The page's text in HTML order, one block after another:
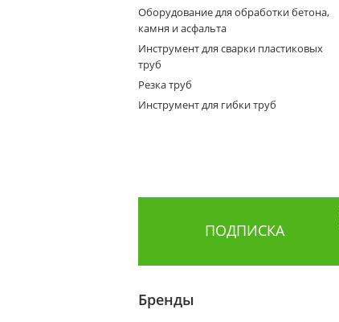
Оборудование для обработки бетона,
камня и асфальта
Инструмент для сварки пластиковых
труб
Резка труб
Инструмент для гибки труб
ПОДПИСКА
Бренды